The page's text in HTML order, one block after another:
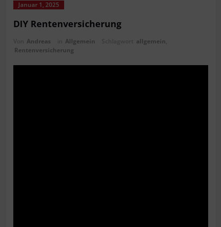
Januar 1, 2025
DIY Ren­ten­ver­si­che­rung
Andreas Allgemein allgemein
Rentenversicherung